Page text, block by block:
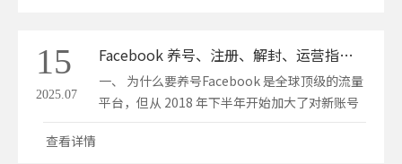
像，简介等可…
15
2025.07
Facebook 养号、注册、解封、运营指南—新手必看
一、 为什么要养号Facebook 是全球顶级的流量
平台，但从 2018 年下半年开始加大了对新账号
的监控和权限限制。新注册的账号会受到诸多限
查看详情